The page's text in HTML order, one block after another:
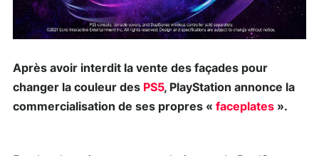
Après avoir interdit la vente des façades pour
changer la couleur des PS5, PlayStation annonce la
commercialisation de ses propres « faceplates ».